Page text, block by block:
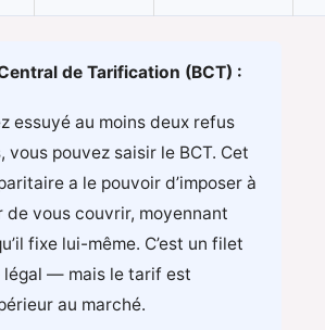
de Tarification (BCT) :
essuyé au moins deux refus
vous pouvez saisir le BCT. Cet
a le pouvoir d’imposer à
de vous couvrir, moyennant
fixe lui-même. C’est un filet
légal — mais le tarif est
au marché.